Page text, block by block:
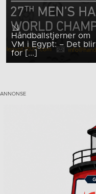
Håndballstjerner om
VM i Egypt: – Det blir
for [...]